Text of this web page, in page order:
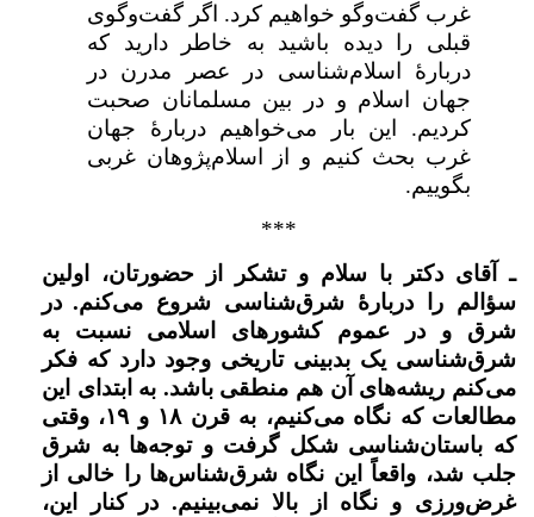
غرب گفت‌وگو خواهیم کرد. اگر گفت‌وگوی
قبلی را دیده باشید به خاطر دارید که
دربارهٔ اسلام‌شناسی در عصر مدرن در
جهان اسلام و در بین مسلمانان صحبت
کردیم. این بار می‌خواهیم دربارهٔ جهان
غرب بحث کنیم و از اسلام‌پژوهان غربی
بگوییم.
***
ـ آقای دکتر با سلام و تشکر از حضورتان، اولین
سؤالم را دربارهٔ‌ شرق‌شناسی شروع می‌کنم. در
شرق و در عموم کشورهای اسلامی نسبت به
شرق‌شناسی یک بدبینی تاریخی وجود دارد که فکر
می‌کنم ریشه‌های آن هم منطقی باشد. به ابتدای این
مطالعات که نگاه می‌کنیم، به قرن ۱۸ و ۱۹،‌ وقتی
که باستان‌شناسی شکل گرفت و توجه‌ها به شرق
جلب شد، واقعاً این نگاه شرق‌شناس‌ها را خالی از
غرض‌ورزی و نگاه از بالا نمی‌بینیم. در کنار این،